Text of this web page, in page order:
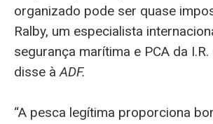
organizado pode ser quase
Ralby, um especialista
segurança marítima e PCA da I.R.
disse àADF.
“A pesca legítima proporciona